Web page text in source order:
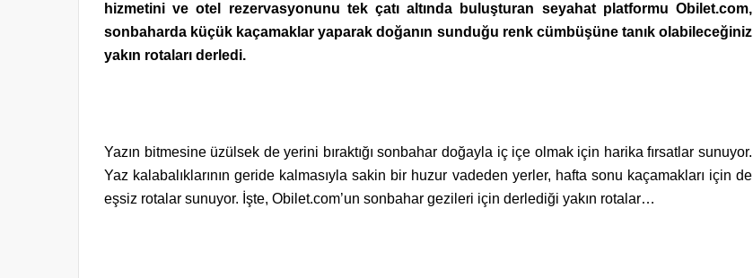
hizmetini ve otel rezervasyonunu tek çatı altında buluşturan seyahat platformu Obilet.com,
sonbaharda küçük kaçamaklar yaparak doğanın sunduğu renk cümbüşüne tanık olabileceğiniz
yakın rotaları derledi.
Yazın bitmesine üzülsek de yerini bıraktığı sonbahar doğayla iç içe olmak için harika fırsatlar sunuyor.
Yaz kalabalıklarının geride kalmasıyla sakin bir huzur vadeden yerler, hafta sonu kaçamakları için de
eşsiz rotalar sunuyor. İşte, Obilet.com’un sonbahar gezileri için derlediği yakın rotalar…